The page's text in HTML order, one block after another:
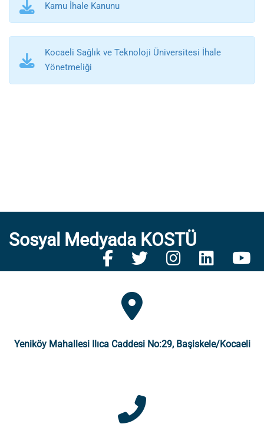
Kamu İhale Kanunu
Kocaeli Sağlık ve Teknoloji Üniversitesi İhale
Yönetmeliği
Sosyal Medyada KOSTÜ
Yeniköy Mahallesi Ilıca Caddesi No:29, Başiskele/Kocaeli